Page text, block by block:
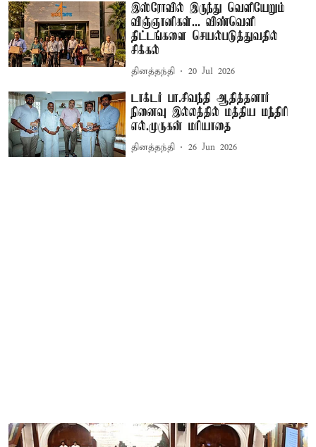
இஸ்ரோவில் இருந்து வெளியேறும்
விஞ்ஞானிகள்... விண்வெளி
திட்டங்களை செயல்படுத்துவதில்
சிக்கல்
தினத்தந்தி 20 Jul 2026
டாக்டர் பா.சிவந்தி ஆதித்தனார்
நினைவு இல்லத்தில் மத்திய மந்திரி
எல்.முருகன் மரியாதை
தினத்தந்தி 26 Jun 2026